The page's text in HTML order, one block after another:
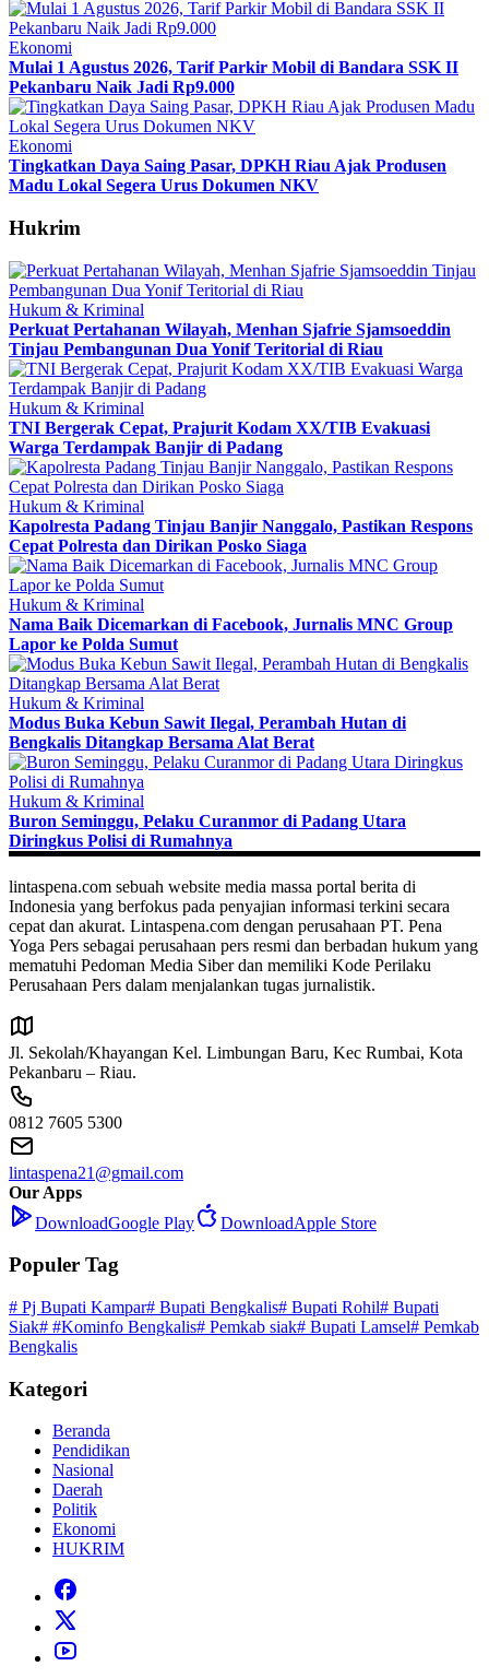
Ekonomi
Mulai 1 Agustus 2026, Tarif Parkir Mobil di Bandara SSK II
Pekanbaru Naik Jadi Rp9.000
Ekonomi
Tingkatkan Daya Saing Pasar, DPKH Riau Ajak Produsen
Madu Lokal Segera Urus Dokumen NKV
Hukrim
Hukum & Kriminal
Perkuat Pertahanan Wilayah, Menhan Sjafrie Sjamsoeddin
Tinjau Pembangunan Dua Yonif Teritorial di Riau
Hukum & Kriminal
TNI Bergerak Cepat, Prajurit Kodam XX/TIB Evakuasi
Warga Terdampak Banjir di Padang
Hukum & Kriminal
Kapolresta Padang Tinjau Banjir Nanggalo, Pastikan Respons
Cepat Polresta dan Dirikan Posko Siaga
Hukum & Kriminal
Nama Baik Dicemarkan di Facebook, Jurnalis MNC Group
Lapor ke Polda Sumut
Hukum & Kriminal
Modus Buka Kebun Sawit Ilegal, Perambah Hutan di
Bengkalis Ditangkap Bersama Alat Berat
Hukum & Kriminal
Buron Seminggu, Pelaku Curanmor di Padang Utara
Diringkus Polisi di Rumahnya
lintaspena.com sebuah website media massa portal berita di
Indonesia yang berfokus pada penyajian informasi terkini secara
cepat dan akurat. Lintaspena.com dengan perusahaan PT. Pena
Yoga Pers sebagai perusahaan pers resmi dan berbadan hukum yang
mematuhi Pedoman Media Siber dan memiliki Kode Perilaku
Perusahaan Pers dalam menjalankan tugas jurnalistik.
Jl. Sekolah/Khayangan Kel. Limbungan Baru, Kec Rumbai, Kota
Pekanbaru – Riau.
0812 7605 5300
lintaspena21@gmail.com
Our Apps
DownloadGoogle Play DownloadApple Store
Populer Tag
# Pj Bupati Kampar# Bupati Bengkalis# Bupati Rohil# Bupati
Siak# #Kominfo Bengkalis# Pemkab siak# Bupati Lamsel# Pemkab
Bengkalis
Kategori
Beranda
Pendidikan
Nasional
Daerah
Politik
Ekonomi
HUKRIM